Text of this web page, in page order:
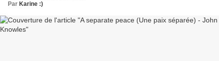
Par Karine :)